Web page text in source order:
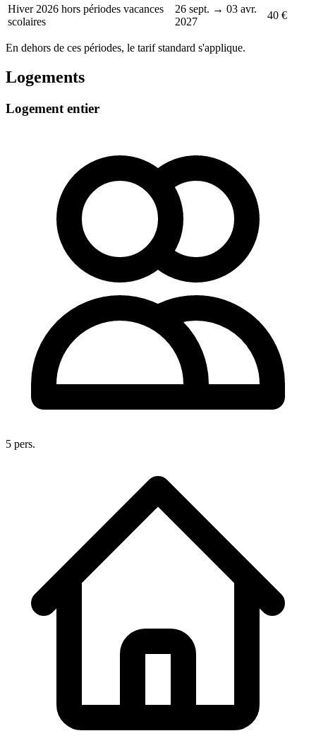
Hiver 2026 hors périodes vacances
scolaires
26 sept. → 03 avr.
2027
40 €
En dehors de ces périodes, le tarif standard s'applique.
Logements
Logement entier
5 pers.